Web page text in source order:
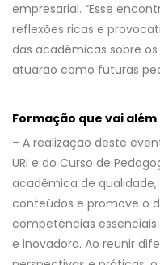
empresarial. “Esse
reflexões ricas e
das acadêmicas sobre
atuarão como futuras
Formação que vai
– A realização deste
URI e do Curso de
acadêmica de
conteúdos e promove o
competências
e inovadora. Ao reunir